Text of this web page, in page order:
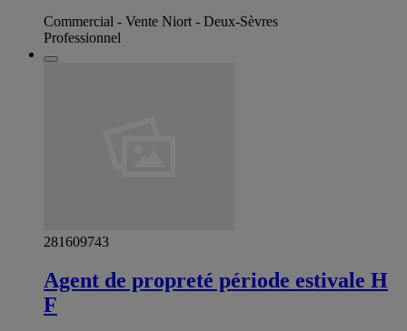
Commercial - Vente Niort - Deux-Sèvres
Professionnel
281609743
Agent de propreté période estivale H
F